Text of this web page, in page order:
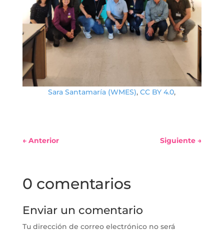
Sara Santamaría (WMES),CC BY 4.0,
← Anterior Siguiente →
0 comentarios
Enviar un comentario
Tu dirección de correo electrónico no será